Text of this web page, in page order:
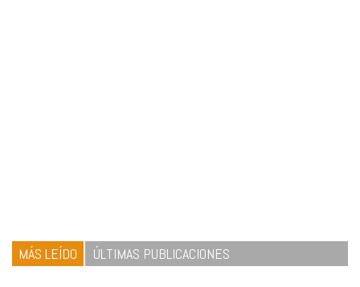
MÁS LEÍDO ÚLTIMAS PUBLICACIONES